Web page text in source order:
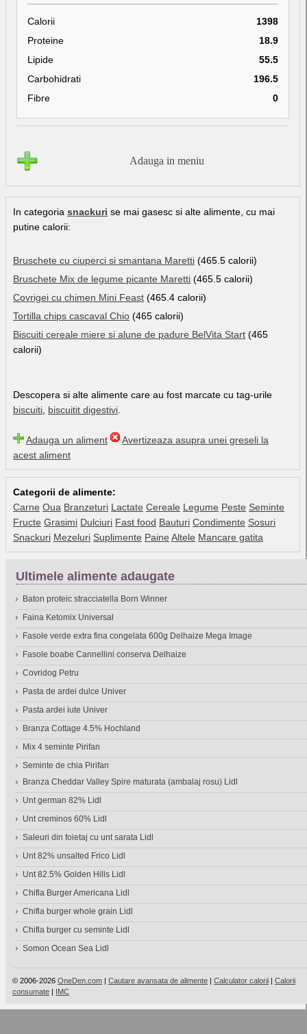
Calorii
1398
Proteine
18.9
Lipide
55.5
Carbohidrati
196.5
Fibre
0
Adauga in meniu
In categoria snackuri se mai gasesc si alte alimente, cu mai
putine calorii:
Bruschete cu ciuperci si smantana Maretti (465.5 calorii)
Bruschete Mix de legume picante Maretti (465.5 calorii)
Covrigei cu chimen Mini Feast (465.4 calorii)
Tortilla chips cascaval Chio (465 calorii)
Biscuiti cereale miere si alune de padure BelVita Start (465
calorii)
Descopera si alte alimente care au fost marcate cu tag-urile
biscuiti biscuitit digestivi
Adauga un aliment
Avertizeaza asupra unei greseli la
acest aliment
Categorii de alimente:
Carne Oua Branzeturi Lactate Cereale Legume Peste Seminte
Fructe Grasimi Dulciuri Fast food Bauturi Condimente Sosuri
Snackuri Mezeluri Suplimente Paine Altele Mancare gatita
Ultimele alimente adaugate
Baton proteic stracciatella Born Winner
Faina Ketomix Universal
Fasole verde extra fina congelata 600g Delhaize Mega Image
Fasole boabe Cannellini conserva Delhaize
Covridog Petru
Pasta de ardei dulce Univer
Pasta ardei iute Univer
Branza Cottage 4.5% Hochland
Mix 4 seminte Pirifan
Seminte de chia Pirifan
Branza Cheddar Valley Spire maturata (ambalaj rosu) Lidl
Unt german 82% Lidl
Unt creminos 60% Lidl
Saleuri din foietaj cu unt sarata Lidl
Unt 82% unsalted Frico Lidl
Unt 82.5% Golden Hills Lidl
Chifla Burger Americana Lidl
Chifla burger whole grain Lidl
Chifla burger cu seminte Lidl
Somon Ocean Sea Lidl
© 2006-2026 OneDen.com | Cautare avansata de alimente | Calculator calorii | Calorii
consumate | IMC